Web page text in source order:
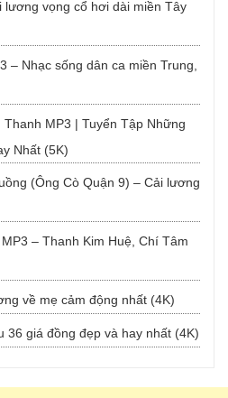
lương vọng cổ hơi dài miền Tây
– Nhạc sống dân ca miền Trung,
MP3 | Tuyển Tập Những
Nhất (5K)
(Ông Cò Quận 9) – Cải lương
– Thanh Kim Huệ, Chí Tâm
về mẹ cảm động nhất (4K)
36 giá đồng đẹp và hay nhất (4K)